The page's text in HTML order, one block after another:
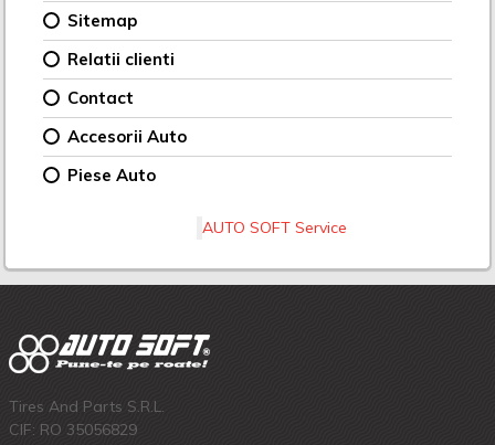
Sitemap
Relatii clienti
Contact
Accesorii Auto
Piese Auto
AUTO SOFT Service
Tires And Parts S.R.L.
CIF: RO 35056829